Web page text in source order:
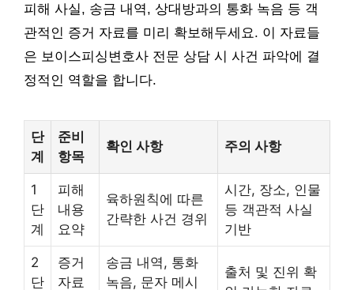
피해 사실, 송금 내역, 상대방과의 통화 녹음 등 객
관적인 증거 자료를 미리 확보해두세요. 이 자료들
은 보이스피싱변호사 전문 상담 시 사건 파악에 결
정적인 역할을 합니다.
단
계
준비
항목
확인 사항 주의 사항
1
단
계
피해
내용
요약
육하원칙에 따른
간략한 사건 경위
시간, 장소, 인물
등 객관적 사실
기반
2
단
증거
자료
송금 내역, 통화
녹음, 문자 메시
출처 및 진위 확